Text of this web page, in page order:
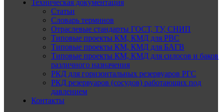
Техническая документация
Статьи
Словарь терминов
Отраслевые стандарты ГОСТ, ТУ, СНИП
Типовые проекты КМ, КМД для РВС
Типовые проекты КМ, КМД для БАГВ
Типовые проекты КМ, КМД для силосов и баков
различного назначения
РКД для горизонтальных резервуаров РГС
РКД резервуаров (сосудов) работающих под
давлением
Контакты